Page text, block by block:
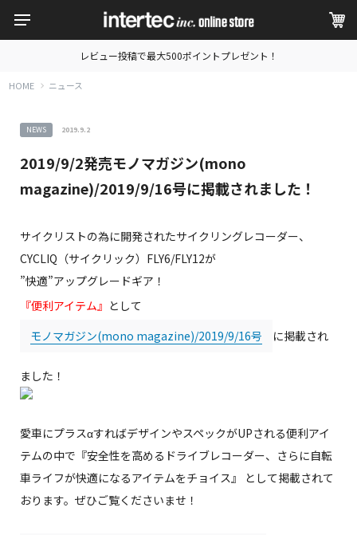
レビュー投稿で最大500ポイントプレゼント！
HOME ニュース
NEWS 2019.9.2
2019/9/2発売モノマガジン(mono
magazine)/2019/9/16号に掲載されました！
サイクリストの為に開発されたサイクリングレコーダー、
CYCLIQ（サイクリック）FLY6/FLY12が
”快適”アップグレードギア！
『便利アイテム』 として
モノマガジン(mono magazine)/2019/9/16号
に掲載され
ました！
愛車にプラスαすればデザインやスペックがUPされる便利アイ
テムの中で『安全性を高めるドライブレコーダー、さらに自転
車ライフが快適になるアイテムをチョイス』 として掲載されて
おります。ぜひご覧くださいませ！